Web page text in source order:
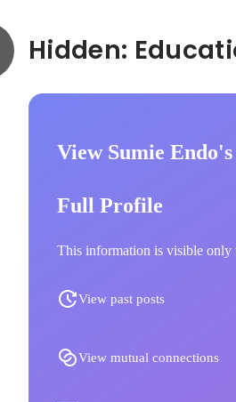
View Sumie Endo's
Full Profile
This information is visible only
View past posts
View mutual connections